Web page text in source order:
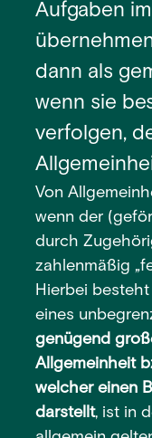
Aufgaben
dann als
wenn sie
verfolgen,
Von
wenn der
durch
zahlenmäßig
Hierbei
eines
genügend
Allgemeinheit
welcher einen
darstellt, ist in